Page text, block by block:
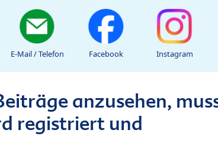
E-Mail / Telefon Facebook Instagram
anzusehen,
registriert und